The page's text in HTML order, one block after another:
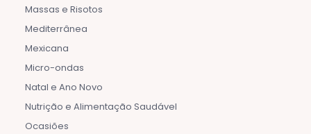
Massas e Risotos
Mediterrânea
Mexicana
Micro-ondas
Natal e Ano Novo
Nutrição e Alimentação Saudável
Ocasiões